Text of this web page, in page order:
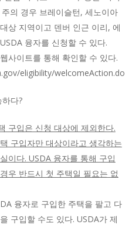
의 경우 브레이슬턴, 세노이아
상 지역이고 덴버 인근 이리, 에
융자를 신청할 수 있다.
사이트를 통해 확인할 수 있다.
eligibility/welcomeAction.do
다?
구입은 신청 대상에 제외한다.
구입자만 대상이라고 생각하는
이다. USDA 융자를 통해 구입
우 반드시 첫 주택일 필요는 없
융자로 구입한 주택을 팔고 다
구입할 수도 있다. USDA가 제